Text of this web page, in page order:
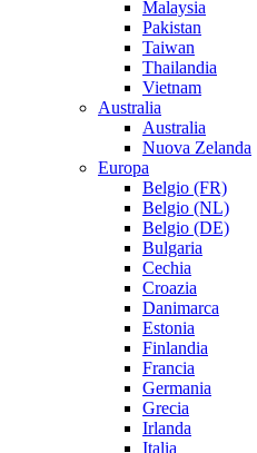
Malaysia
Pakistan
Taiwan
Thailandia
Vietnam
Australia
Australia
Nuova Zelanda
Europa
Belgio (FR)
Belgio (NL)
Belgio (DE)
Bulgaria
Cechia
Croazia
Danimarca
Estonia
Finlandia
Francia
Germania
Grecia
Irlanda
Italia